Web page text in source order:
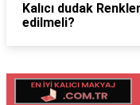
Kalıcı dudak
edilmeli?